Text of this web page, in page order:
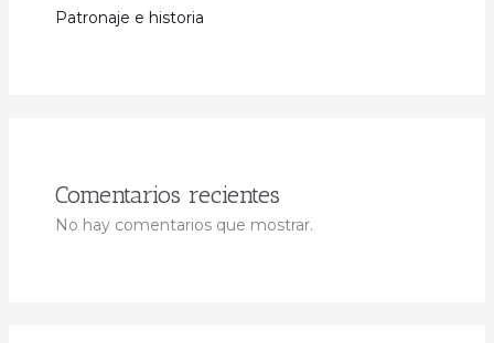
Patronaje e historia
Comentarios recientes
No hay comentarios que mostrar.